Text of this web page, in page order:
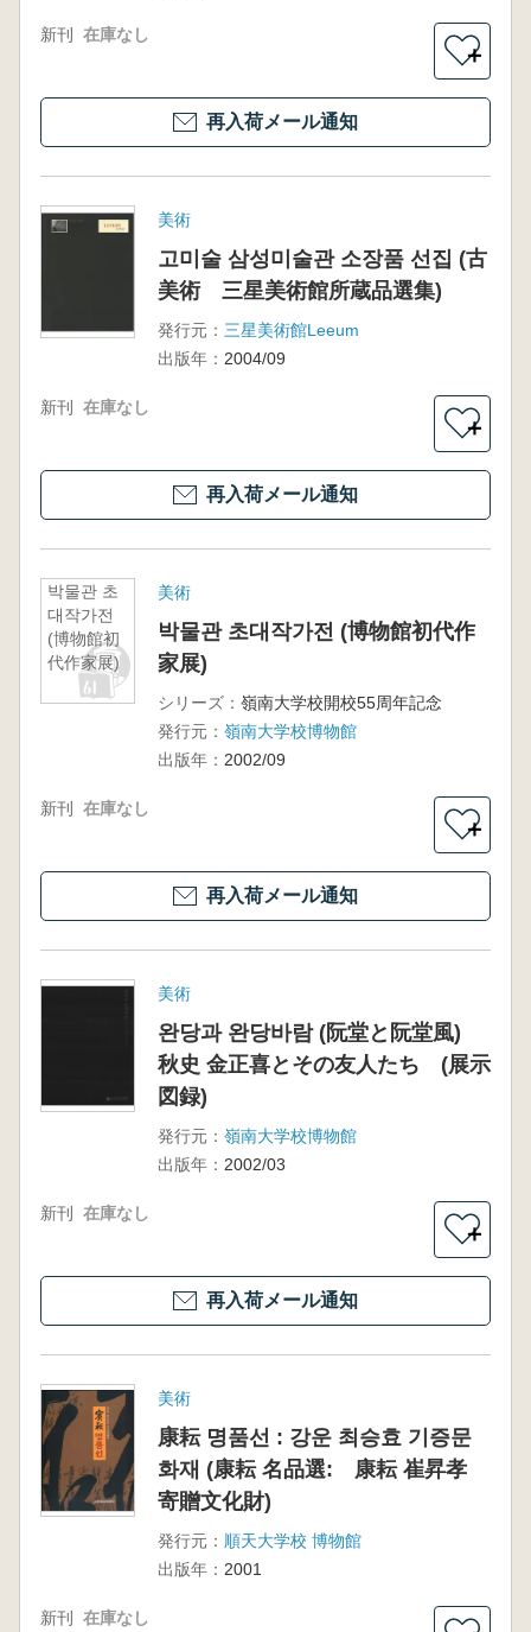
新刊 在庫なし
＋
再入荷メール通知
美術
고미술 삼성미술관 소장품 선집 (古
美術 三星美術館所蔵品選集)
発行元： 三星美術館Leeum
出版年： 2004/09
新刊 在庫なし
＋
再入荷メール通知
박물관 초
대작가전
(博物館初
代作家展)
美術
박물관 초대작가전 (博物館初代作
家展)
シリーズ： 嶺南大学校開校55周年記念
発行元： 嶺南大学校博物館
出版年： 2002/09
新刊 在庫なし
＋
再入荷メール通知
美術
완당과 완당바람 (阮堂と阮堂風)
秋史 金正喜とその友人たち (展示
図録)
発行元： 嶺南大学校博物館
出版年： 2002/03
新刊 在庫なし
＋
再入荷メール通知
美術
康耘 명품선 : 강운 최승효 기증문
화재 (康耘 名品選: 康耘 崔昇孝
寄贈文化財)
発行元： 順天大学校 博物館
出版年： 2001
新刊 在庫なし